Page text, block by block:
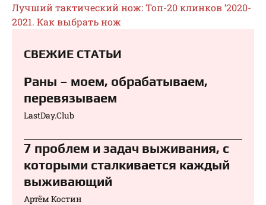
Лучший тактический нож: Топ-20 клинков ‘2020-
2021. Как выбрать нож
СВЕЖИЕ СТАТЬИ
Раны – моем, обрабатываем,
перевязываем⁠⁠
LastDay.Club
7 проблем и задач выживания, с
которыми сталкивается каждый
выживающий
Артём Костин